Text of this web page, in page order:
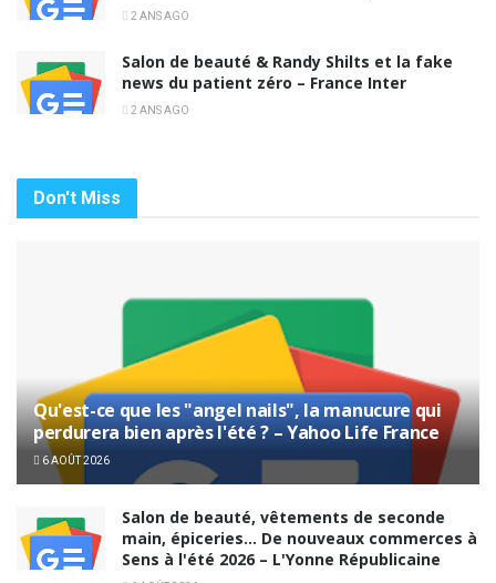
2 ANS AGO
Salon de beauté & Randy Shilts et la fake
news du patient zéro – France Inter
2 ANS AGO
Don't Miss
Qu'est-ce que les "angel nails", la manucure qui
perdurera bien après l'été ? – Yahoo Life France
6 AOÛT 2026
Salon de beauté, vêtements de seconde
main, épiceries… De nouveaux commerces à
Sens à l'été 2026 – L'Yonne Républicaine